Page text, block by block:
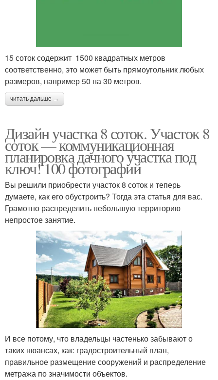
15 соток содержит 1500 квадратных метров
соответственно, это может быть прямоугольник любых
размеров, например 50 на 30 метров.
читать дальше →
Дизайн участка 8 соток. Участок 8
соток — коммуникационная
планировка дачного участка под
ключ! 100 фотографий
Вы решили приобрести участок 8 соток и теперь
думаете, как его обустроить? Тогда эта статья для вас.
Грамотно распределить небольшую территорию
непростое занятие.
И все потому, что владельцы частенько забывают о
таких нюансах, как: градостроительный план,
правильное размещение сооружений и распределение
метража по значимости объектов.